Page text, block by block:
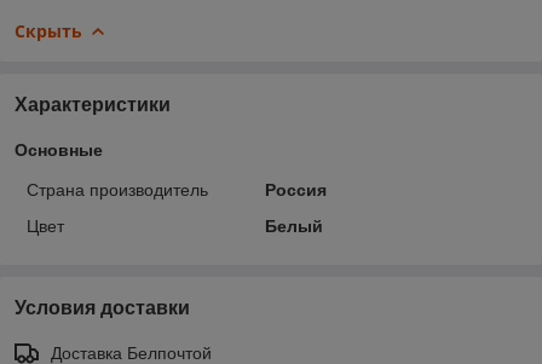
Скрыть
Характеристики
Основные
Страна производитель
Россия
Цвет
Белый
Условия доставки
Доставка Белпочтой